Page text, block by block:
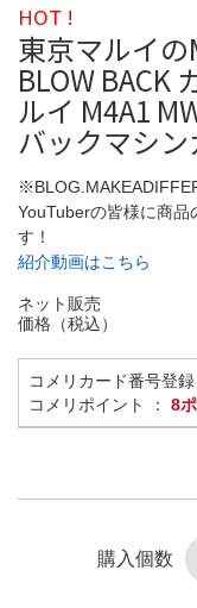
HOT !
東京マルイの
BLOW BACK
ルイ M4A1
バックマシン
YouTuberの皆様に商品
す！
紹介動画はこちら
ネット販売
価格（税込）
コメリカード番号登
コメリポイント ： 8
購入個数